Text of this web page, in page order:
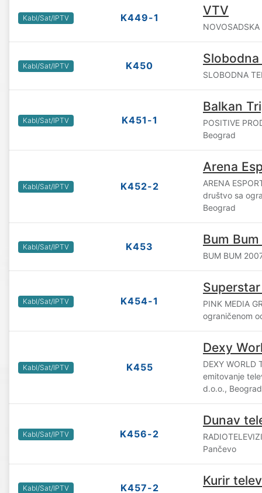
Kabl/Sat/IPTV K449-1 VTV
Kabl/Sat/IPTV K450
SLOBODNA
Kabl/Sat/IPTV K451-1
Balkan
POSITIVE
Beograd
Kabl/Sat/IPTV K452-2
Arena
ARENA
društvo sa
Beograd
Kabl/Sat/IPTV K453 Bum
BUM BUM
Kabl/Sat/IPTV K454-1
PINK MEDIA
ograničenom
Kabl/Sat/IPTV K455
Dexy
DEXY
emitovanje
d.o.o., Beograd
Kabl/Sat/IPTV K456-2
Dunav
Pančevo
Kabl/Sat/IPTV K457-2 Kurir